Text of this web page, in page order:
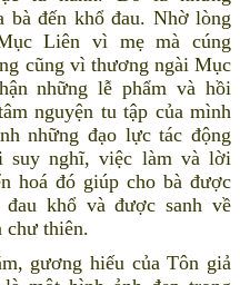
bà đến khổ đau. Nhờ lòng
Liên vì mẹ mà cúng
cũng vì thương ngài Mục
những lễ phẩm và hồi
nguyện tu tập của mình
những đạo lực tác động
suy nghĩ, việc làm và lời
hoá đó giúp cho bà được
khổ và được sanh về
chư thiên.
gương hiếu của Tôn giả